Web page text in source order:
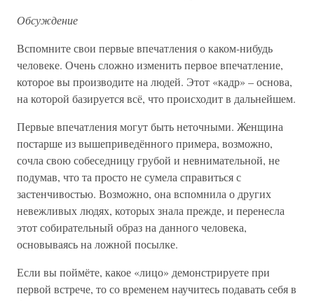
Обсуждение
Вспомните свои первые впечатления о каком-нибудь
человеке. Очень сложно изменить первое впечатление,
которое вы производите на людей. Этот «кадр» – основа,
на которой базируется всё, что происходит в дальнейшем.
Первые впечатления могут быть неточными. Женщина
постарше из вышеприведённого примера, возможно,
сочла свою собеседницу грубой и невнимательной, не
подумав, что та просто не сумела справиться с
застенчивостью. Возможно, она вспомнила о других
невежливых людях, которых знала прежде, и перенесла
этот собирательный образ на данного человека,
основываясь на ложной посылке.
Если вы поймёте, какое «лицо» демонстрируете при
первой встрече, то со временем научитесь подавать себя в